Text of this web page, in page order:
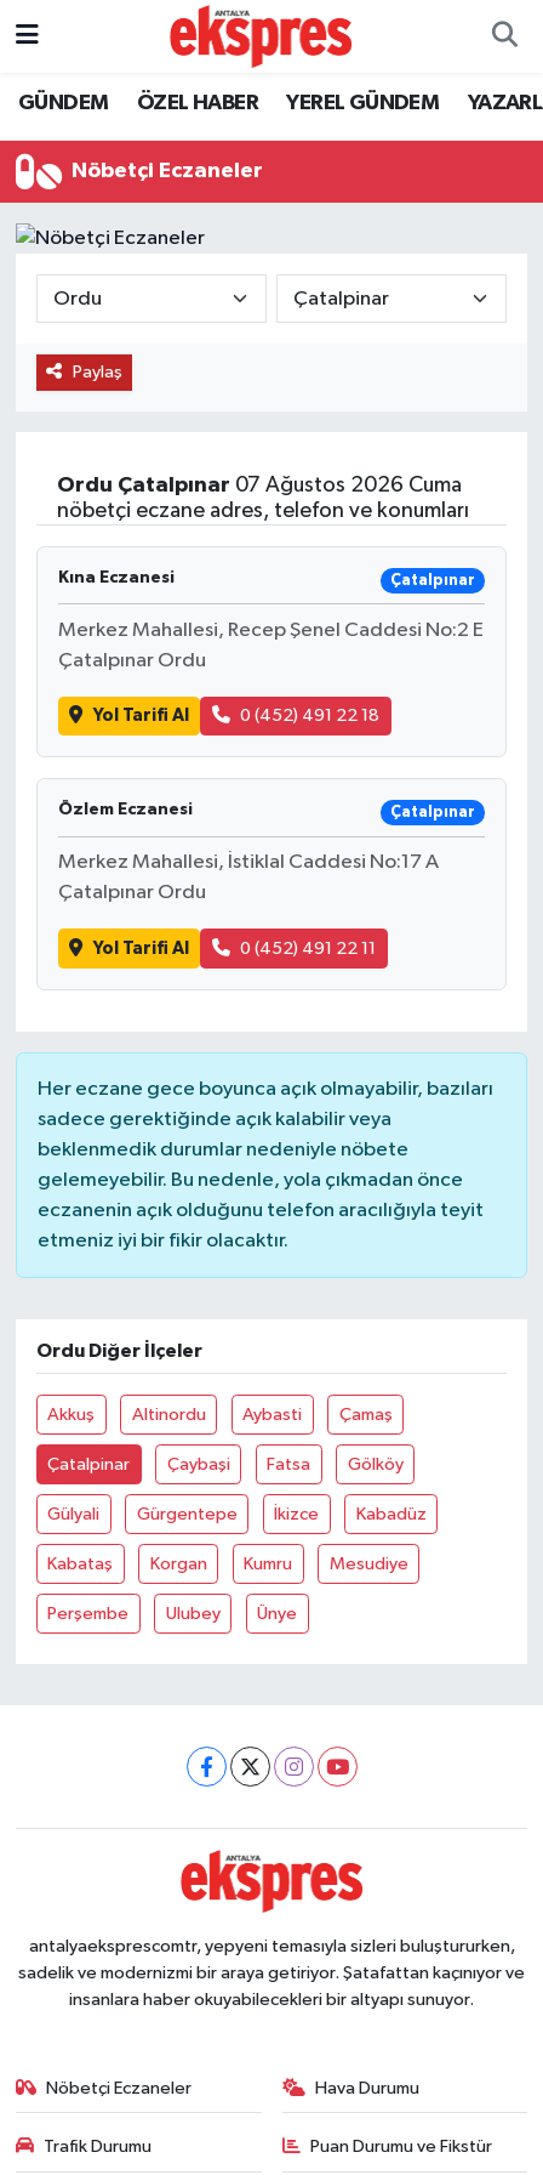
GÜNDEM ÖZEL HABER YEREL GÜNDEM
Nöbetçi Eczaneler
Paylaş
Ordu Çatalpınar 07 Ağustos 2026 Cuma
nöbetçi eczane adres, telefon ve konumları
Kına Eczanesi Çatalpınar
Merkez Mahallesi, Recep Şenel Caddesi No:2 E
Çatalpınar Ordu
Yol Tarifi Al 0 (452) 491 22 18
Özlem Eczanesi Çatalpınar
Merkez Mahallesi, İstiklal Caddesi No:17 A
Çatalpınar Ordu
Yol Tarifi Al 0 (452) 491 22 11
Her eczane gece boyunca açık olmayabilir, bazıları
sadece gerektiğinde açık kalabilir veya
beklenmedik durumlar nedeniyle nöbete
gelemeyebilir. Bu nedenle, yola çıkmadan önce
eczanenin açık olduğunu telefon aracılığıyla teyit
etmeniz iyi bir fikir olacaktır.
Ordu Diğer İlçeler
Akkuş Altinordu Aybasti Çamaş
Çatalpinar Çaybaşi Fatsa Gölköy
Gülyali Gürgentepe İkizce Kabadüz
Kabataş Korgan Kumru Mesudiye
Perşembe Ulubey Ünye
antalyaeksprescomtr, yepyeni temasıyla sizleri buluştururken,
sadelik ve modernizmi bir araya getiriyor. Şatafattan kaçınıyor ve
insanlara haber okuyabilecekleri bir altyapı sunuyor.
Nöbetçi Eczaneler Hava Durumu
Trafik Durumu Puan Durumu ve Fikstür
ÖZEL HABER
EKONOMİ
SAĞLIK
DÜNYA
EĞİTİM
TURİZM
VİDEO HABERLER
YAZARLAR
RESMİ İLAN
Nöbetçi Eczaneler
Süper Lig Puan Durumu ve Fikstür